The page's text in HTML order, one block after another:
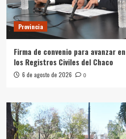
Provincia
Firma de convenio para avanzar
los Registros Civiles del Chaco
6 de agosto de 2026 0